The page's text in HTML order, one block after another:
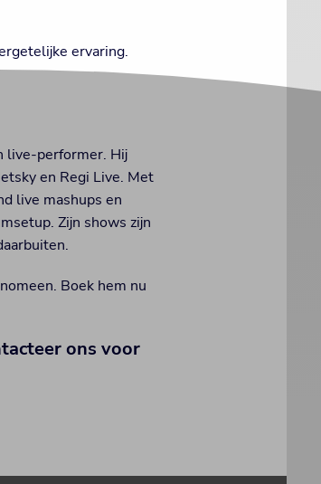
ervaring.
live-performer. Hij
en Regi Live. Met
live mashups en
Zijn shows zijn
Boek hem nu
ons voor